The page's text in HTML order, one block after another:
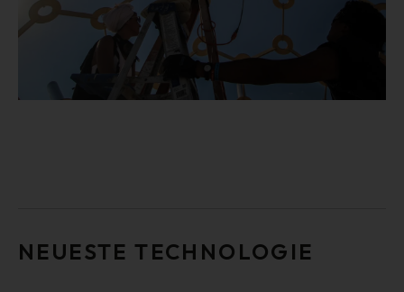
NEUESTE TECHNOLOGIE